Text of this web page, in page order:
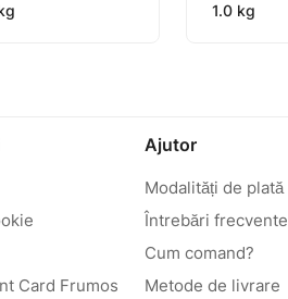
1.0 kg
Card Frumos
Ajutor
Modalități de plată
Întrebări frecvente
Cum comand?
Metode de livrare